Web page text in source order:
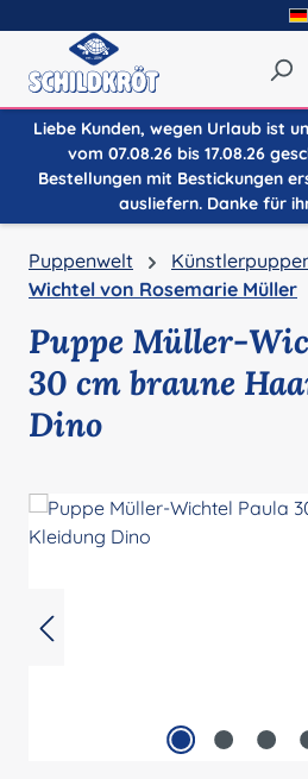
Liebe Kunden, wegen Urlaub ist
vom 07.08.26 bis 17.08.26
Bestellungen mit Bestickungen
ausliefern. Danke für
Puppenwelt
Wichtel von Rosemarie Müller
Puppe Müller-
30 cm braune
Dino